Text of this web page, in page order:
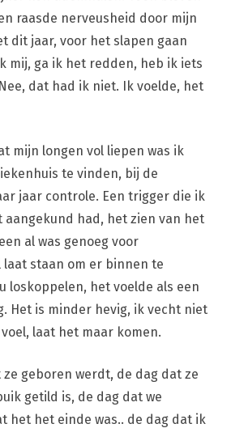
raasde nerveusheid door mijn
dit jaar, voor het slapen gaan
mij, ga ik het redden, heb ik iets
dat had ik niet. Ik voelde, het
mijn longen vol liepen was ik
te vinden, bij de
jaar controle. Een trigger die ik
aangekund had, het zien van het
al was genoeg voor
laat staan om er binnen te
loskoppelen, het voelde als een
Het is minder hevig, ik vecht niet
laat het maar komen.
ze geboren werdt, de dag dat ze
getild is, de dag dat we
het het einde was.. de dag dat ik